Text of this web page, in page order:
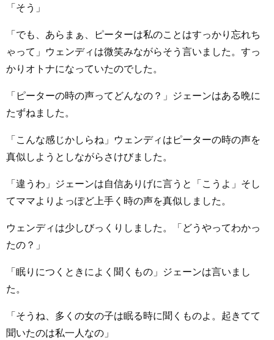
「そう」
「でも、あらまぁ、ピーターは私のことはすっかり忘れち
ゃって」ウェンディは微笑みながらそう言いました。すっ
かりオトナになっていたのでした。
「ピーターの時の声ってどんなの？」ジェーンはある晩に
たずねました。
「こんな感じかしらね」ウェンディはピーターの時の声を
真似しようとしながらさけびました。
「違うわ」ジェーンは自信ありげに言うと「こうよ」そし
てママよりよっぽど上手く時の声を真似しました。
ウェンディは少しびっくりしました。「どうやってわかっ
たの？」
「眠りにつくときによく聞くもの」ジェーンは言いまし
た。
「そうね、多くの女の子は眠る時に聞くものよ。起きてて
聞いたのは私一人なの」